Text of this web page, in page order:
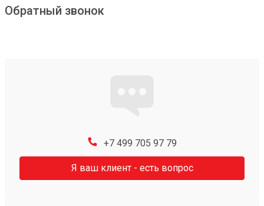
Обратный звонок
+7 499 705 97 79
Я ваш клиент - есть вопрос